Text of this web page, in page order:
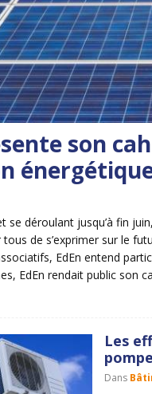
son
se déroulant jusqu’à fin
de s’exprimer sur le
EdEn entend
EdEn rendait public son
Les
Dans